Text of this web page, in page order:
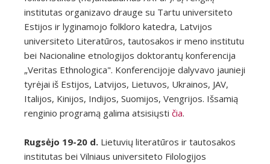
institutas organizavo drauge su Tartu universiteto
Estijos ir lyginamojo folkloro katedra, Latvijos
universiteto Literatūros, tautosakos ir meno institutu
bei Nacionaline etnologijos doktorantų konferencija
„Veritas Ethnologica". Konferencijoje dalyvavo jaunieji
tyrėjai iš Estijos, Latvijos, Lietuvos, Ukrainos, JAV,
Italijos, Kinijos, Indijos, Suomijos, Vengrijos. Išsamią
renginio programą galima atsisiųsti čia.
Rugsėjo 19-20 d. Lietuvių literatūros ir tautosakos
institutas bei Vilniaus universiteto Filologijos